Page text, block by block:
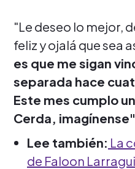
"Le deseo lo mejor,
feliz y ojalá que sea
es que me sigan
separada hace
Este mes cumplo
Cerda, imagínense"
Lee también: La
de Faloon